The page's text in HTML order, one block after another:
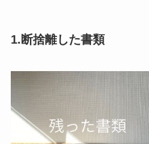
1.断捨離した書類